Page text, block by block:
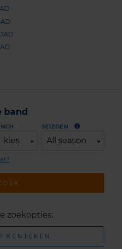
band
kies
SEIZOEN
All season
zoekopties:
KENTEKEN